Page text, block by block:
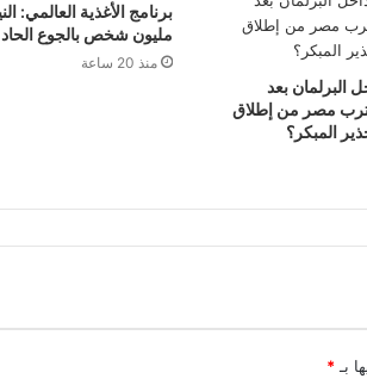
البرلمان بعد
مصر من إطلاق
المبكر؟
مليون شخص بالجوع الحاد
منذ 20 ساعة
بـ *